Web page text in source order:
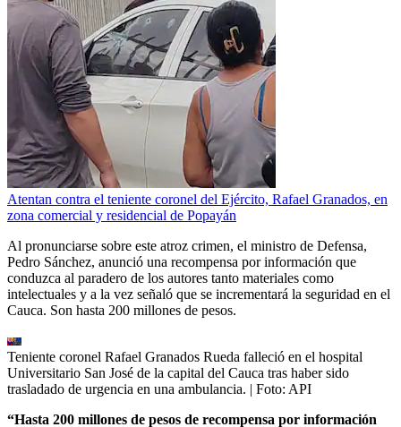
Atentan contra el teniente coronel del Ejército, Rafael Granados, en
zona comercial y residencial de Popayán
Al pronunciarse sobre este atroz crimen, el ministro de Defensa,
Pedro Sánchez, anunció una recompensa por información que
conduzca al paradero de los autores tanto materiales como
intelectuales y a la vez señaló que se incrementará la seguridad en el
Cauca. Son hasta 200 millones de pesos.
Teniente coronel Rafael Granados Rueda falleció en el hospital
Universitario San José de la capital del Cauca tras haber sido
trasladado de urgencia en una ambulancia. | Foto: API
“Hasta 200 millones de pesos de recompensa por información